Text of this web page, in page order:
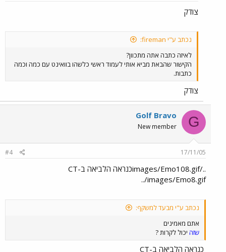
צודק
נכתב ע"י fireman:
לאיזה כתבה אתה מתכוון?
הקישור שהבאת מביא אותי לעמוד ראשי כלשהו בוואינט עם כמה וכמה
כתבות.
צודק
G
Golf Bravo
New member
17/11/05
#4
../images/Emo108.gifכנראה הלביאה ב-CT
../images/Emo8.gif
נכתב ע"י מבעד למשקף:
אתם מאמינים
שזה יכול לקרות ?
כנראה הלביאה ב-CT